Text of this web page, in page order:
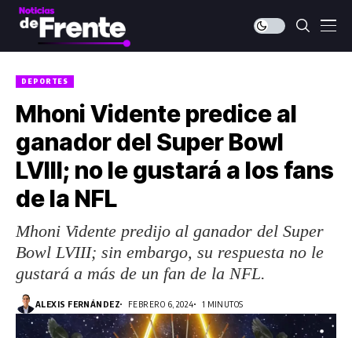
DEPORTES
Mhoni Vidente predice al
ganador del Super Bowl
LVIII; no le gustará a los fans
de la NFL
Mhoni Vidente predijo al ganador del Super
Bowl LVIII; sin embargo, su respuesta no le
gustará a más de un fan de la NFL.
ALEXIS FERNÁNDEZ FEBRERO 6, 2024 1 MINUTOS